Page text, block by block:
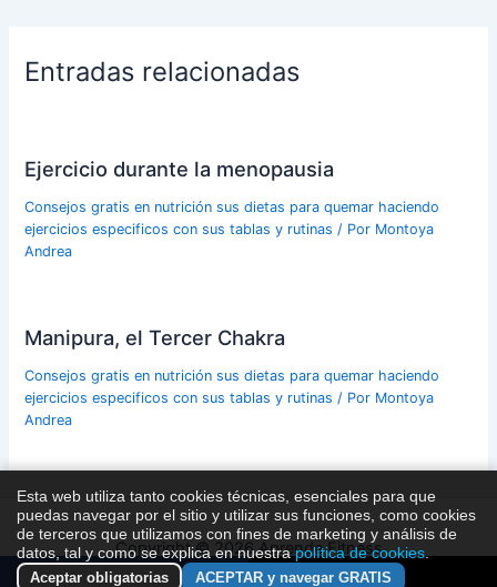
Entradas relacionadas
Ejercicio durante la menopausia
Consejos gratis en nutrición sus dietas para quemar haciendo
ejercicios especificos con sus tablas y rutinas / Por Montoya
Andrea
Manipura, el Tercer Chakra
Consejos gratis en nutrición sus dietas para quemar haciendo
ejercicios especificos con sus tablas y rutinas / Por Montoya
Andrea
Copyright © 2026 Aprende Fitness
Esta web utiliza tanto cookies técnicas, esenciales para que
puedas navegar por el sitio y utilizar sus funciones, como cookies
de terceros que utilizamos con fines de marketing y análisis de
datos, tal y como se explica en nuestrapolítica de cookies.
Aceptar obligatorias ACEPTAR y navegar GRATIS